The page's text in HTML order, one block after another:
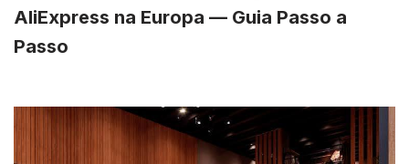
AliExpress na Europa — Guia Passo a
Passo